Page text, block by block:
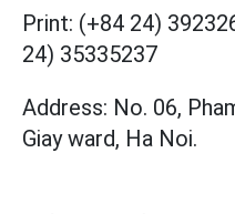
Print: (+84 24)
24) 35335237
Address: No. 06,
Giay ward, Ha Noi.